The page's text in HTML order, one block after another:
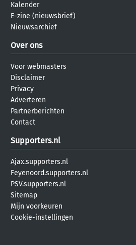
Kalender
E-zine (nieuwsbrief)
Nieuwsarchief
Over ons
Voor webmasters
Disclaimer
Privacy
Adverteren
Partnerberichten
Contact
Supporters.nl
Ajax.supporters.nl
Feyenoord.supporters.nl
PSV.supporters.nl
Sitemap
Mijn voorkeuren
Cookie-instellingen